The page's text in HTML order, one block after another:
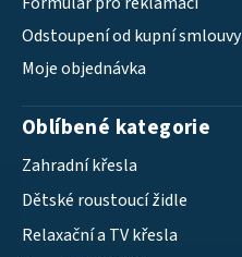
Odstoupení od kupní smlouvy
Moje objednávka
Oblíbené kategorie
Zahradní křesla
Dětské roustoucí židle
Relaxační a TV křesla